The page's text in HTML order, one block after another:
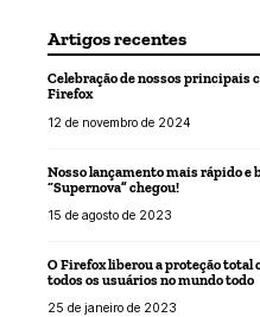
Artigos recentes
Celebração de nossos principais
Firefox
12 de novembro de 2024
Nosso lançamento mais rápido e
“Supernova” chegou!
15 de agosto de 2023
O Firefox liberou a proteção total
todos os usuários no mundo todo
25 de janeiro de 2023